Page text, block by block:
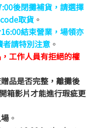
後閉攤補貨，請選擇
取貨 。
結束營業，場領亦
請特別注意 。
工作人員有拒絕的權
品是否完整，離攤後
箱影片才能進行瑕疵更
。